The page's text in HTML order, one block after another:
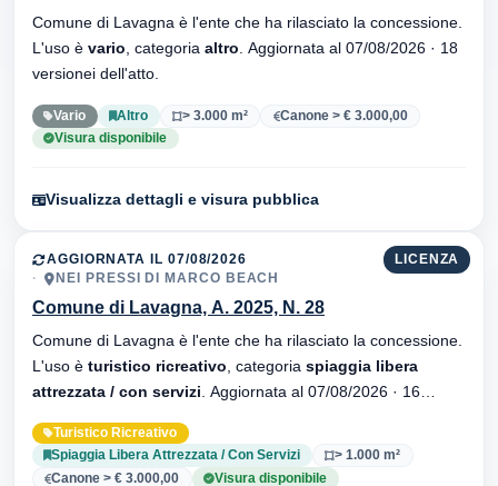
Comune di Lavagna è l'ente che ha rilasciato la concessione.
L'uso è vario , categoria altro
versionei dell'atto.
Vario Altro > 3.000 m²
Canone > € 3.000,00
Visura disponibile
Visualizza dettagli e visura pubblica
LICENZA
AGGIORNATA IL 07/08/2026
NEI PRESSI DI MARCO BEACH
Comune di Lavagna, A. 2025, N. 28
Comune di Lavagna è l'ente che ha rilasciato la concessione.
L'uso è turistico ricreativo , categoria spiaggia libera
attrezzata / con servizi
Turistico Ricreativo
Spiaggia Libera Attrezzata / Con Servizi
> 1.000 m²
Canone > € 3.000,00
Visura disponibile